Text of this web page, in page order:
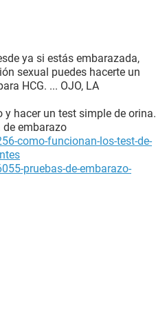
ya si estás embarazada,
sexual puedes hacerte un
HCG. ... OJO, LA
y hacer un test simple de orina.
embarazo
como-funcionan-los-test-de-
pruebas-de-embarazo-